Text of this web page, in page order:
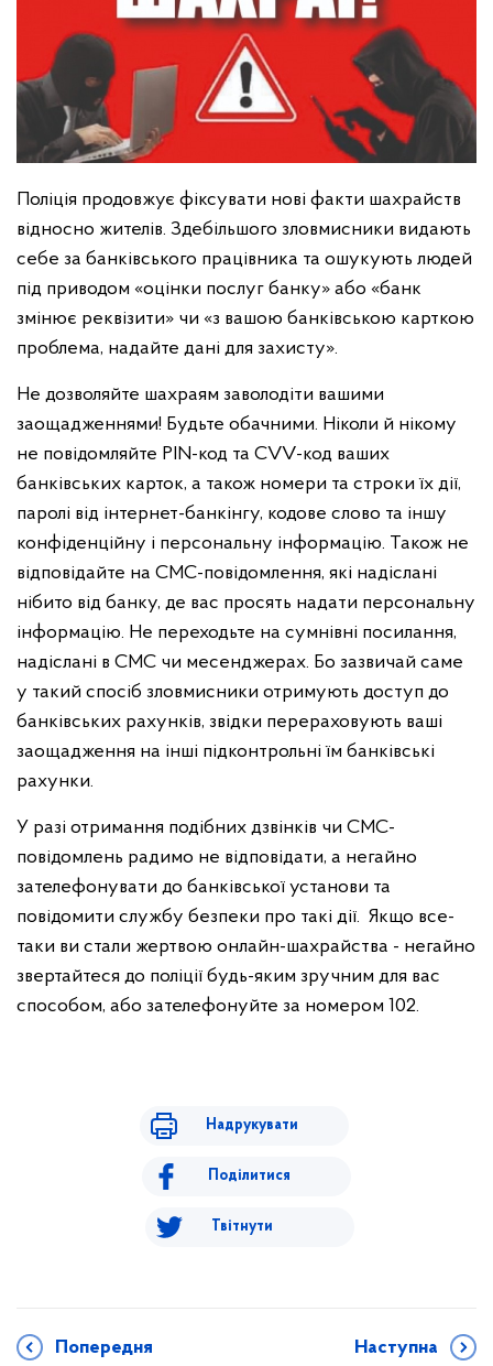
Поліція продовжує фіксувати нові факти шахрайств
відносно жителів. Здебільшого зловмисники видають
себе за банківського працівника та ошукують людей
під приводом «оцінки послуг банку» або «банк
змінює реквізити» чи «з вашою банківською карткою
проблема, надайте дані для захисту».
Не дозволяйте шахраям заволодіти вашими
заощадженнями! Будьте обачними. Ніколи й нікому
не повідомляйте PIN-код та CVV-код ваших
банківських карток, а також номери та строки їх дії,
паролі від інтернет-банкінгу, кодове слово та іншу
конфіденційну і персональну інформацію. Також не
відповідайте на СМС-повідомлення, які надіслані
нібито від банку, де вас просять надати персональну
інформацію. Не переходьте на сумнівні посилання,
надіслані в СМС чи месенджерах. Бо зазвичай саме
у такий спосіб зловмисники отримують доступ до
банківських рахунків, звідки перераховують ваші
заощадження на інші підконтрольні їм банківські
рахунки.
У разі отримання подібних дзвінків чи СМС-
повідомлень радимо не відповідати, а негайно
зателефонувати до банківської установи та
повідомити службу безпеки про такі дії. Якщо все-
таки ви стали жертвою онлайн-шахрайства - негайно
звертайтеся до поліції будь-яким зручним для вас
способом, або зателефонуйте за номером 102.
Надрукувати
Поділитися
Твітнути
Попередня Наступна